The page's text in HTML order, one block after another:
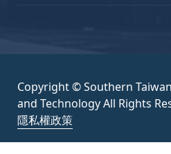
Copyright © Southern
and Technology All Rights
隱私權政策